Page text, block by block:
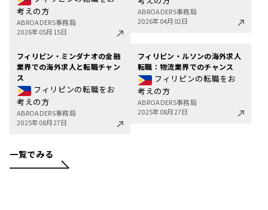
考えの方
ABROADERS事務局
2026年05月15日
ABROADERS事務局
2026年04月02日
フィリピン・ミンダナオの金融
業界での海外求人と転職チャン
ス
フィリピンの転職をお
考えの方
ABROADERS事務局
2025年08月27日
フィリピン・ルソンの海外求人
転職：物流業界でのチャンス
フィリピンの転職をお
考えの方
ABROADERS事務局
2025年08月27日
一覧でみる